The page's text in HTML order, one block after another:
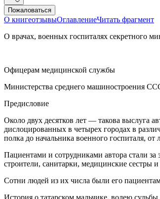
Пожаловаться
О книгеотзывыОглавлениеЧитать фрагмент
О врачах, военных госпиталях секретного
Офицерам медицинской службы
Министерства среднего машиностроения
Предисловие
Около двух десятков лет — такова выслуга
дислоцированных в четырех городах в
полка до начальника военного госпиталя,
Пациентами и сотрудниками автора стали
строители, санитарки, медицинские сестры
Сотни людей из их числа были его